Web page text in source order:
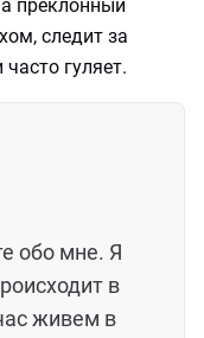
преклонный
следит за
гуляет.
обо мне. Я
в
живем в